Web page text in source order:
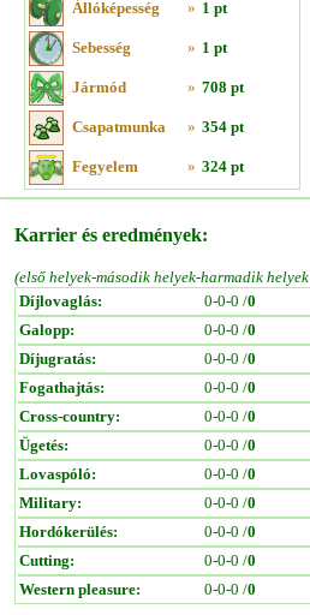
Állóképesség » 1 pt
Sebesség » 1 pt
Jármód » 708 pt
Csapatmunka » 354 pt
Fegyelem » 324 pt
Karrier és eredmények:
(első helyek-második helyek-harmadik
Díjlovaglás:
0-0-0 /0
Galopp:
0-0-0 /0
Díjugratás:
0-0-0 /0
Fogathajtás:
0-0-0 /0
Cross-country:
0-0-0 /0
Ügetés:
0-0-0 /0
Lovaspóló:
0-0-0 /0
Military:
0-0-0 /0
Hordókerülés:
0-0-0 /0
Cutting:
0-0-0 /0
Western pleasure:
0-0-0 /0